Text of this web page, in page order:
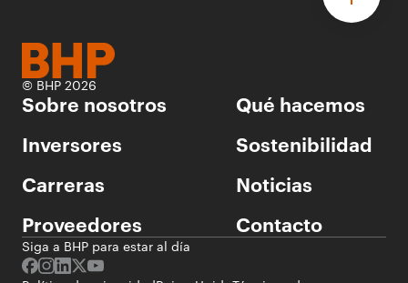
© BHP 2026
Sobre nosotros
Qué hacemos
Inversores
Sostenibilidad
Carreras
Noticias
Proveedores
Contacto
Siga a BHP para estar al día